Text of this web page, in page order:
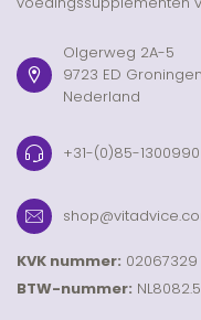
Olgerweg 2A-5
9723 ED Groningen
Nederland
+31-(0)85-1300990
KVK nummer: 02067329
BTW-nummer: